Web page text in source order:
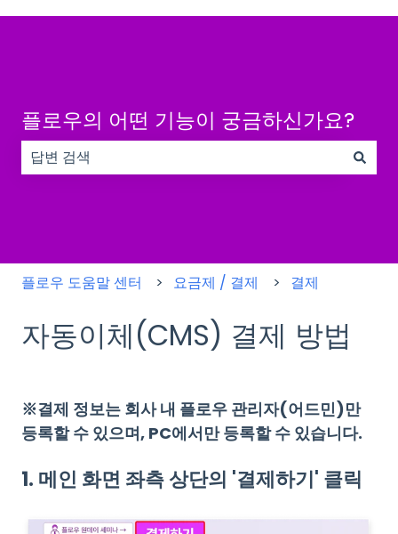
플로우의 어떤 기능이 궁금하신가요?
플로우 도움말 센터 요금제 / 결제 결제
자동이체(CMS) 결제 방법
※결제 정보는 회사 내 플로우 관리자(어드민)만
등록할 수 있으며, PC에서만 등록할 수 있습니다.
1. 메인 화면 좌측 상단의 '결제하기' 클릭